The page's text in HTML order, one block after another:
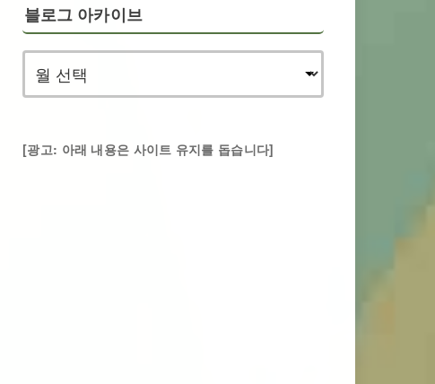
블로그 아카이브
[광고: 아래 내용은 사이트 유지를 돕습니다]